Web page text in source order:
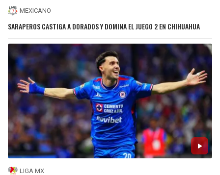
MEXICANO
SARAPEROS CASTIGA A DORADOS Y DOMINA EL JUEGO 2 EN CHIHUAHUA
LIGA MX